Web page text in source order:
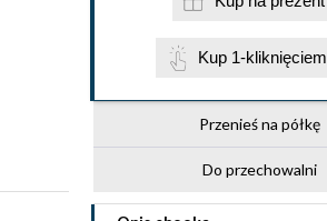
Kup 1-kliknięciem
Przenieś na półkę
Do przechowalni